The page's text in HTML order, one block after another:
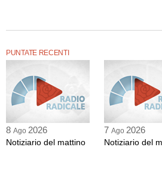
PUNTATE RECENTI
8 Ago 2026
Notiziario del mattino
7 Ago 2026
Notiziario del